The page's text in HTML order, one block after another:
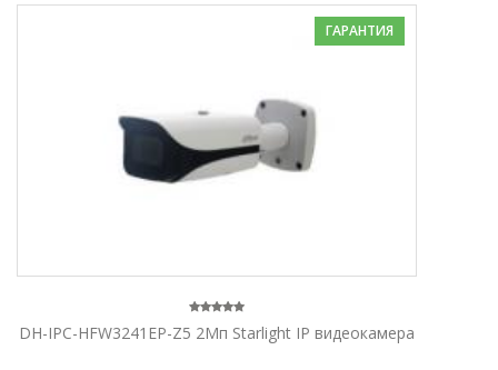
ГАРАНТИЯ
DH-IPC-HFW3241EP-Z5 2Mп Starlight IP видеокамера